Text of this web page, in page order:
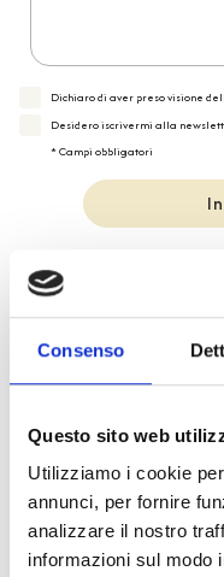
Consenso
Questo sito web
Utilizziamo i cookie
annunci, per fornire
analizzare il nostro
informazioni sul modo
Dichiaro di aver preso visione
Desidero iscrivermi alla
* Campi obbligatori